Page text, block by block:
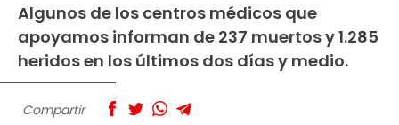
Algunos de los centros médicos que
apoyamos informan de 237 muertos y 1.285
heridos en los últimos dos días y medio.
Compartir